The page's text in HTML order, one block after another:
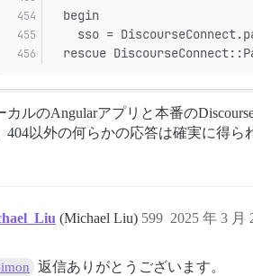
  begin
sso =
rescue
カルのAngularアプリと本番の
404以外の何らかの応答は確実に得ら
(Michael Liu) 2025 年 3 月
599
返信ありがとうございます。